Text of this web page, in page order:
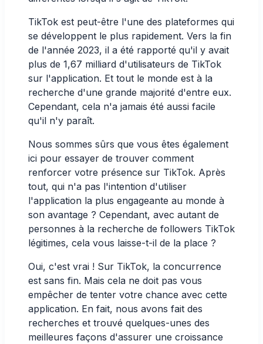
TikTok est peut-être l'une des plateformes qui
se développent le plus rapidement. Vers la fin
de l'année 2023, il a été rapporté qu'il y avait
plus de 1,67 milliard d'utilisateurs de TikTok
sur l'application. Et tout le monde est à la
recherche d'une grande majorité d'entre eux.
Cependant, cela n'a jamais été aussi facile
qu'il n'y paraît.
Nous sommes sûrs que vous êtes également
ici pour essayer de trouver comment
renforcer votre présence sur TikTok. Après
tout, qui n'a pas l'intention d'utiliser
l'application la plus engageante au monde à
son avantage ? Cependant, avec autant de
personnes à la recherche de followers TikTok
légitimes, cela vous laisse-t-il de la place ?
Oui, c'est vrai ! Sur TikTok, la concurrence
est sans fin. Mais cela ne doit pas vous
empêcher de tenter votre chance avec cette
application. En fait, nous avons fait des
recherches et trouvé quelques-unes des
meilleures façons d'assurer une croissance